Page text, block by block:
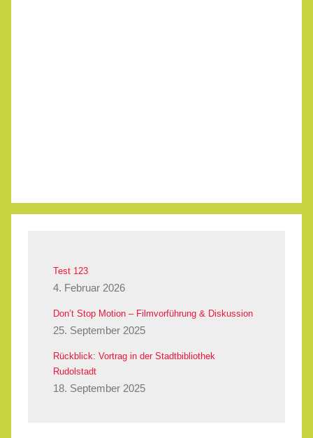
Test 123
4. Februar 2026
Don’t Stop Motion – Filmvorführung & Diskussion
25. September 2025
Rückblick: Vortrag in der Stadtbibliothek
Rudolstadt
18. September 2025